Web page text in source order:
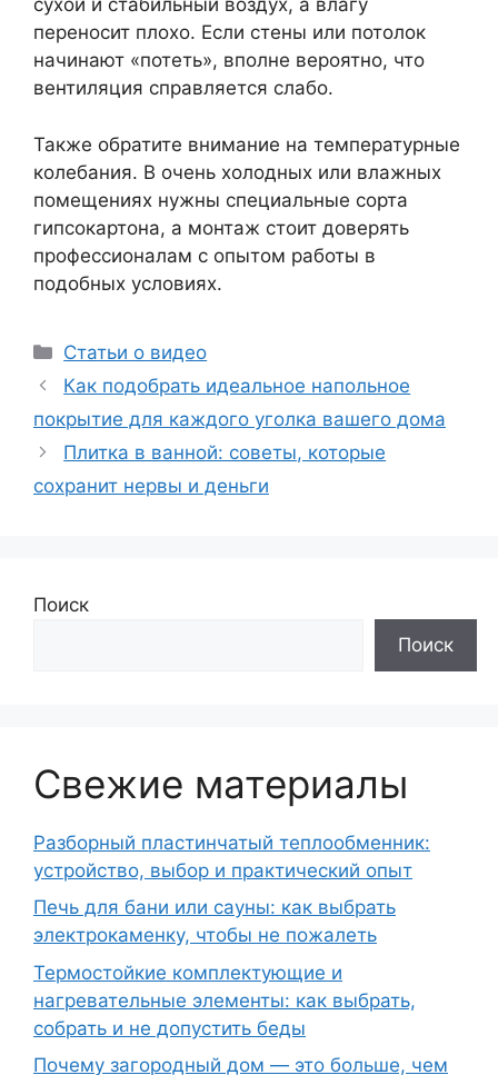
сухой и стабильный воздух, а влагу
переносит плохо. Если стены или потолок
начинают «потеть», вполне вероятно, что
вентиляция справляется слабо.
Также обратите внимание на температурные
колебания. В очень холодных или влажных
помещениях нужны специальные сорта
гипсокартона, а монтаж стоит доверять
профессионалам с опытом работы в
подобных условиях.
Рубрики
Статьи о видео
Как подобрать идеальное напольное
покрытие для каждого уголка вашего дома
Плитка в ванной: советы, которые
сохранит нервы и деньги
Поиск
Поиск
Свежие материалы
Разборный пластинчатый теплообменник:
устройство, выбор и практический опыт
Печь для бани или сауны: как выбрать
электрокаменку, чтобы не пожалеть
Термостойкие комплектующие и
нагревательные элементы: как выбрать,
собрать и не допустить беды
Почему загородный дом — это больше, чем